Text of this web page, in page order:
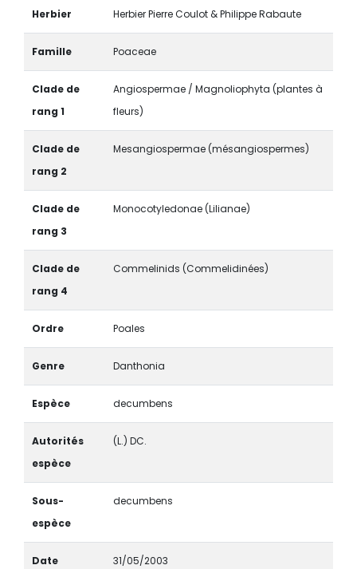
Herbier Herbier Pierre Coulot & Philippe Rabaute
Famille Poaceae
Clade de
rang 1
Angiospermae / Magnoliophyta (plantes à
fleurs)
Clade de
rang 2
Mesangiospermae (mésangiospermes)
Clade de
rang 3
Monocotyledonae (Lilianae)
Clade de
rang 4
Commelinids (Commelidinées)
Ordre Poales
Genre Danthonia
Espèce decumbens
Autorités
espèce
(L.) DC.
Sous-
espèce
decumbens
Date 31/05/2003